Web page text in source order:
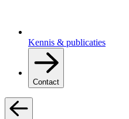
Kennis & publicaties
Contact